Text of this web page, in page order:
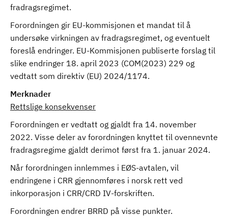
fradragsregimet.
Forordningen gir EU-kommisjonen et mandat til å
undersøke virkningen av fradragsregimet, og eventuelt
foreslå endringer. EU-Kommisjonen publiserte forslag til
slike endringer 18. april 2023 (COM(2023) 229 og
vedtatt som direktiv (EU) 2024/1174.
Merknader
Rettslige konsekvenser
Forordningen er vedtatt og gjaldt fra 14. november
2022. Visse deler av forordningen knyttet til ovennevnte
fradragsregime gjaldt derimot først fra 1. januar 2024.
Når forordningen innlemmes i EØS-avtalen, vil
endringene i CRR gjennomføres i norsk rett ved
inkorporasjon i CRR/CRD IV-forskriften.
Forordningen endrer BRRD på visse punkter.